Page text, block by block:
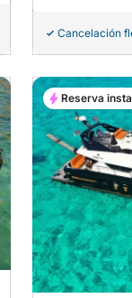
Cancelación
Reserva